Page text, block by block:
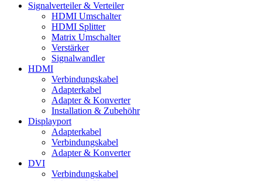
Signalverteiler & Verteiler
HDMI Umschalter
HDMI Splitter
Matrix Umschalter
Verstärker
Signalwandler
HDMI
Verbindungskabel
Adapterkabel
Adapter & Konverter
Installation & Zubehöhr
Displayport
Adapterkabel
Verbindungskabel
Adapter & Konverter
DVI
Verbindungskabel